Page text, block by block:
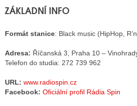
VYSÍLAČE
RÁDIA
STRÁNKY RÁDIÍ
ZÁKLADNÍ INFO
Formát stanice: Black music (HipHop,
Adresa: Říčanská 3, Praha 10 –
Telefon do studia: 272 739 962
URL: www.radiospin.cz
Facebook: Oficiální profil Rádia Spin